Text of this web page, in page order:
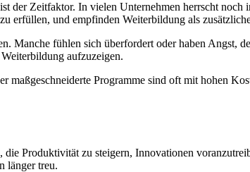
der Zeitfaktor. In vielen Unternehmen herrscht noch
erfüllen, und empfinden Weiterbildung als
Manche fühlen sich überfordert oder haben Angst,
aufzuzeigen.
Programme sind oft mit hohen
Produktivität zu steigern, Innovationen
länger treu.